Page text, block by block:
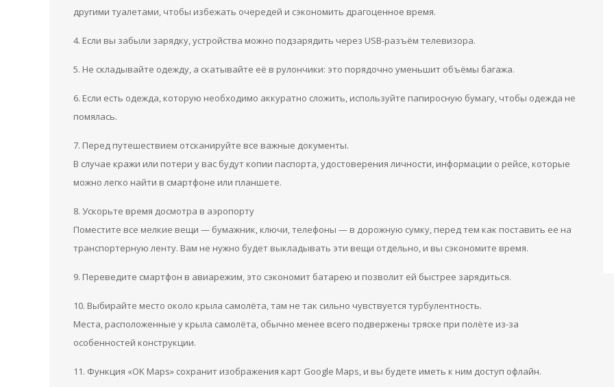
другими туалетами, чтобы избежать очередей и сэкономить драгоценное время.
4. Если вы забыли зарядку, устройства можно подзарядить через USB-разъём телевизора.
5. Не складывайте одежду, а скатывайте её в рулончики: это порядочно уменьшит объёмы багажа.
6. Если есть одежда, которую необходимо аккуратно сложить, используйте папиросную бумагу, чтобы одежда не
помялась.
7. Перед путешествием отсканируйте все важные документы.
В случае кражи или потери у вас будут копии паспорта, удостоверения личности, информации о рейсе, которые
можно легко найти в смартфоне или планшете.
8. Ускорьте время досмотра в аэропорту
Поместите все мелкие вещи — бумажник, ключи, телефоны — в дорожную сумку, перед тем как поставить ее на
транспортерную ленту. Вам не нужно будет выкладывать эти вещи отдельно, и вы сэкономите время.
9. Переведите смартфон в авиарежим, это сэкономит батарею и позволит ей быстрее зарядиться.
10. Выбирайте место около крыла самолёта, там не так сильно чувствуется турбулентность.
Места, расположенные у крыла самолёта, обычно менее всего подвержены тряске при полёте из-за
особенностей конструкции.
11. Функция «OK Maps» сохранит изображения карт Google Maps, и вы будете иметь к ним доступ офлайн.